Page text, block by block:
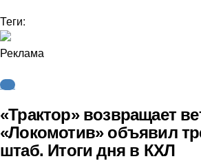
Теги:
Реклама
КХЛ
«Трактор» возвращает
«Локомотив» объявил
штаб. Итоги дня в КХЛ